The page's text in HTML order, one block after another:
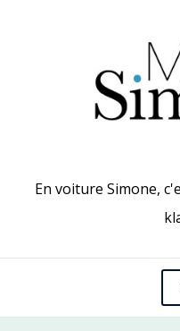
En voiture Simone,